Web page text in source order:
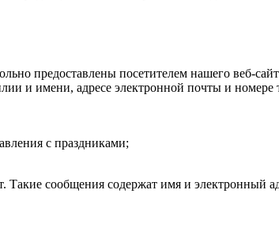
предоставлены посетителем нашего веб-
и имени, адресе электронной почты и номере
с праздниками;
сообщения содержат имя и электронный